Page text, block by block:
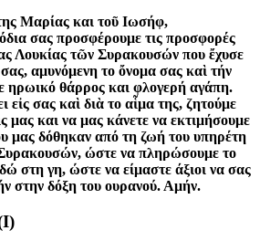
Μαρίας και τοῦ Ιωσήφ,
σας προσφέρουμε τις προσφορές
Λουκίας τῶν Συρακουσών που ἔχυσε
αμυνόμενη το ὄνομα σας καὶ τήν
ηρωικό θάρρος και φλογερή αγάπη.
εἰς σας καὶ διὰ το αἷμα της, ζητούμε
μας και να μας κάνετε να εκτιμήσουμε
μας δόθηκαν από τη ζωή του υπηρέτη
ώστε να πληρώσουμε το
στη γη, ώστε να είμαστε άξιοι να σας
στην δόξη του ουρανού. Αμήν.